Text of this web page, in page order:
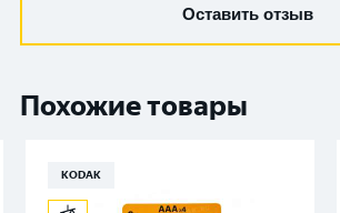
Оставить отзыв
Похожие товары
KODAK